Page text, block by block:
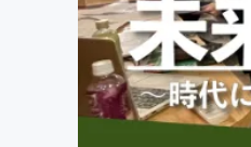
ビジ
まち